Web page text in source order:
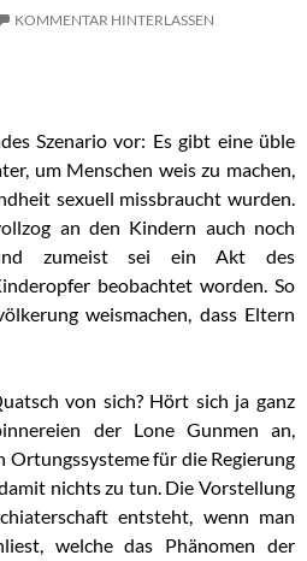
KOMMENTAR HINTERLASSEN
Szenario vor: Es gibt eine üble
um Menschen weis zu machen,
sexuell missbraucht wurden.
an den Kindern auch noch
zumeist sei ein Akt des
beobachtet worden. So
weismachen, dass Eltern
von sich? Hört sich ja ganz
der Lone Gunmen an,
Ortungssysteme für die Regierung
nichts zu tun. Die Vorstellung
entsteht, wenn man
welche das Phänomen der